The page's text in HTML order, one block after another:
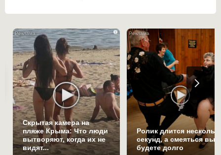
i
Скрытая камера на
пляже Крыма: Что люди
вытворяют, когда их не
видят...
Ролик длится
секунд, а смеяться вы
будете долго